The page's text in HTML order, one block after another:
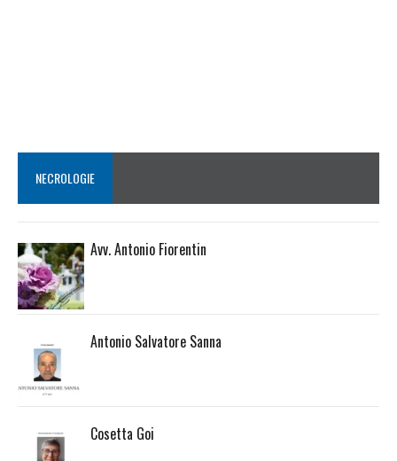
NECROLOGIE
Avv. Antonio Fiorentin
Antonio Salvatore Sanna
Cosetta Goi